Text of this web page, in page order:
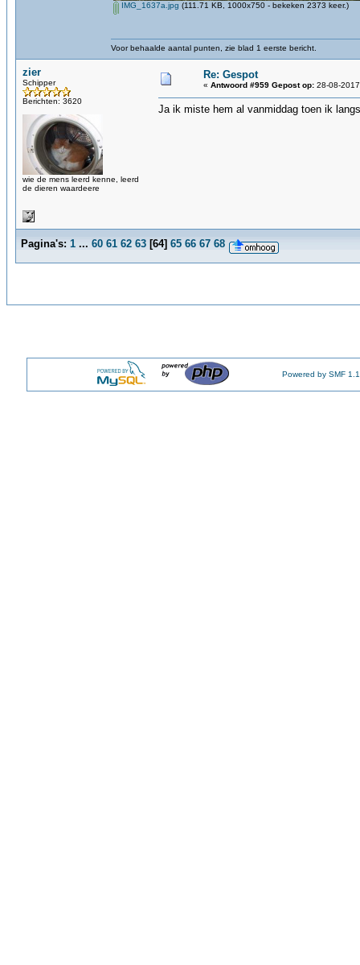
IMG_1637a.jpg (111.71 KB, 1000x750 - bekeken 2373 keer.)
Voor behaalde aantal punten, zie blad 1 eerste bericht.
zier
Schipper
Berichten: 3620
wie de mens leerd kenne, leerd
de dieren waardeere
Re: Gespot
« Antwoord #959 Gepost op: 28-08-
Ja ik miste hem al vanmiddag toen ik
Pagina's: 1 ... 60 61 62 63 [64] 65 66 67 68
Powered by SMF